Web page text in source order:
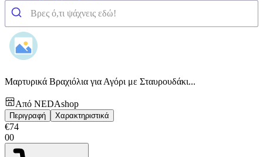
Μαρτυρικά Βραχιόλια για Αγόρι με Σταυρουδάκι...
Από NEDAshop
Περιγραφή Χαρακτηριστικά
€74
00